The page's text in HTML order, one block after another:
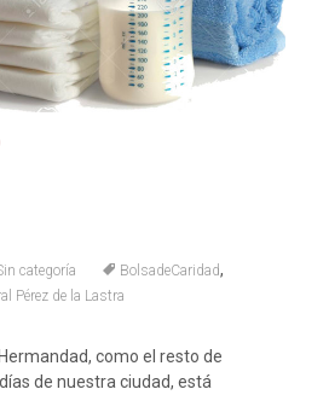
categoría BolsadeCaridad,
Pérez de la Lastra
como el resto de
de nuestra ciudad, está